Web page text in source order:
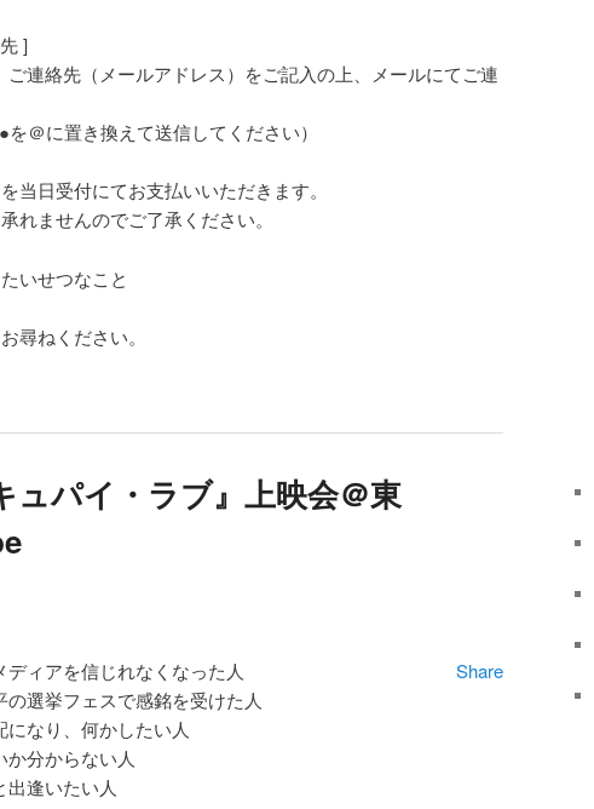
]
連絡先（メールアドレス）をご記入の上、メールにてご連
＠に置き換えて送信してください）
当日受付にてお支払いいただきます。
れませんのでご了承ください。
いせつなこと
尋ねください。
ュパイ・ラブ』上映会＠東
Share
ディアを信じれなくなった人
の選挙フェスで感銘を受けた人
になり、何かしたい人
か分からない人
出逢いたい人